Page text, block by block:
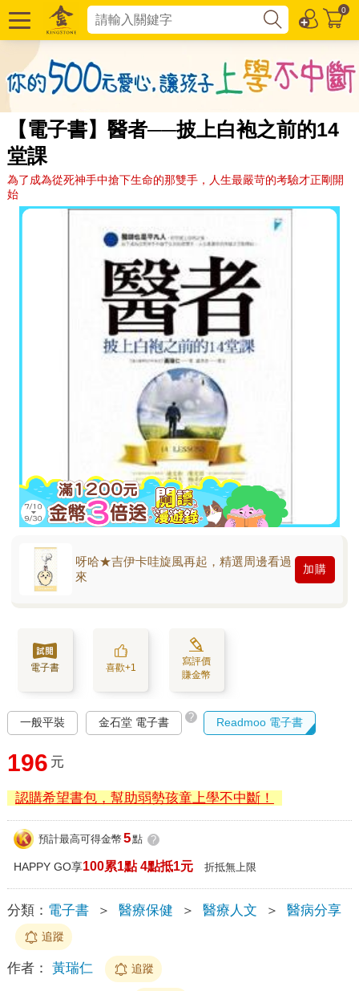
0
【電子書】醫者──披上白袍之前的14
堂課
為了成為從死神手中搶下生命的那雙手，人生最嚴苛的考驗才正剛開
始
呀哈★吉伊卡哇旋風再起，精選周邊看過
來
加購
電子書 喜歡+1
寫評價
賺金幣
一般平裝 金石堂 電子書 ? Readmoo 電子書
196 元
認購希望書包，幫助弱勢孩童上學不中斷！
預計最高可得金幣 5點 ?
HAPPY GO享100累1點 4點抵1元 折抵無上限
分類： 電子書 ＞ 醫療保健 ＞ 醫療人文 ＞ 醫病分享
追蹤
作者： 黃瑞仁 追蹤